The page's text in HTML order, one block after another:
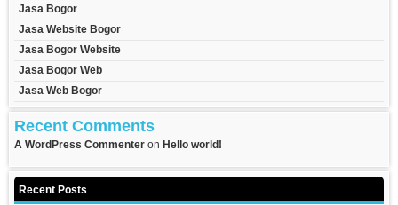
Jasa Bogor
Jasa Website Bogor
Jasa Bogor Website
Jasa Bogor Web
Jasa Web Bogor
Recent Comments
A WordPress Commenter on Hello world!
Recent Posts